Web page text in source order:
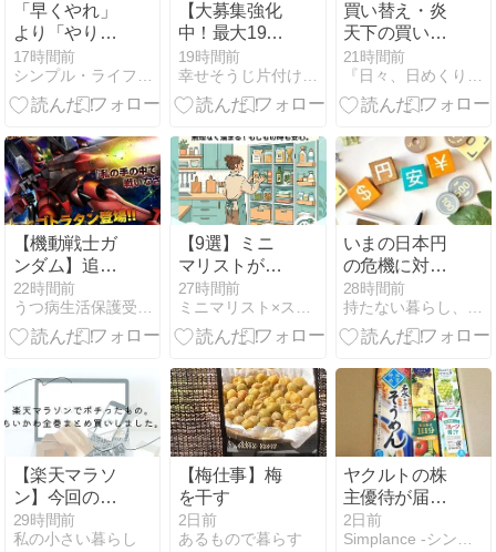
「早くやれ」
より「やりに
くさ」を聞
く！本当のス
マート思考
17時間前
シンプル・ライフ - 50代からの再出発
【大募集強化
中！最大1950
万円】トヨタ
自動車羽村派
遣大募集中！
19時間前
幸せそうじ片付け共創期間工派遣ブログ
買い替え・炎
天下の買い物
下で保冷バッ
グが破損し
て・・
21時間前
『日々、日めくり。』
【機動戦士ガ
ンダム】追加
機体はゴトラ
タン【バトル
オペレーショ
22時間前
うつ病生活保護受給者のミニマルライフ
【9選】ミニ
マリストが毎
月実践する節
約ルール
27時間前
ミニマリスト×スピリチュアルの実践法
いまの日本円
の危機に対す
る保険がゴー
ルドである、
ただそれだ
28時間前
持たない暮らし、使い切る暮らし。
【楽天マラソ
ン】今回の楽
天マラソンで
ポチったも
29時間前
私の小さい暮らし
【梅仕事】梅
を干す
2日前
あるもので暮らす
ヤクルトの株
主優待が届い
た！ヤクルト
1000より「詰
2日前
Simplance -シンプランス-